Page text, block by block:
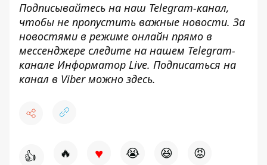
Подписывайтесь на наш Telegram-канал,
чтобы не пропустить важные новости. За
новостями в режиме онлайн прямо в
мессенджере следите на нашем Telegram-
канале Информатор Live. Подписаться на
канал в Viber можно здесь.
👍 🔥 ♥ 😭 😆 😡